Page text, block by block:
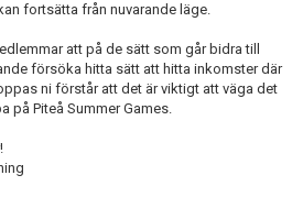
fortsätta från nuvarande läge.
att på de sätt som går bidra till
försöka hitta sätt att hitta inkomster där
ni förstår att det är viktigt att väga det
på Piteå Summer Games.